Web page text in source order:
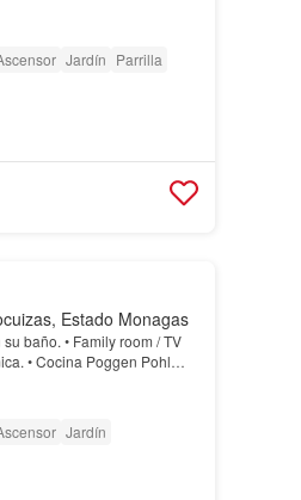
Jardín Parrilla
Estado Monagas
baño. • Family room / TV
• Cocina Poggen Pohl
Jardín